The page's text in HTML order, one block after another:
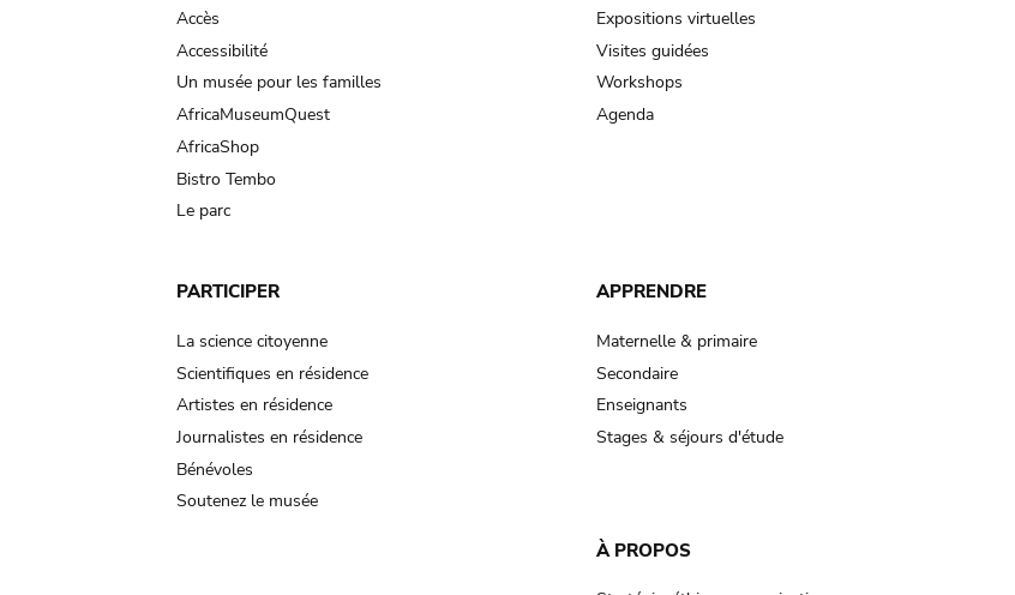
Accès
Accessibilité
Un musée pour les familles
AfricaMuseumQuest
AfricaShop
Bistro Tembo
Le parc
Expositions virtuelles
Visites guidées
Workshops
Agenda
PARTICIPER
La science citoyenne
Scientifiques en résidence
Artistes en résidence
Journalistes en résidence
Bénévoles
Soutenez le musée
APPRENDRE
Maternelle & primaire
Secondaire
Enseignants
Stages & séjours d'étude
À PROPOS